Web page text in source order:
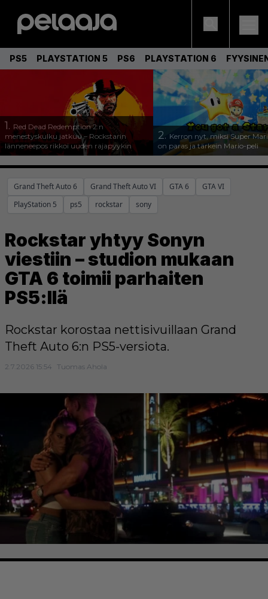
PS5 PLAYSTATION 5 PS6 PLAYSTATION 6
1. Red Dead Redemption 2:n
menestyskulku jatkuu – Rockstarin
länneneepos rikkoi uuden rajapyykin
2. Kerron nyt, miksi Super
on paras ja tärkein Mario-peli
Grand Theft Auto 6 Grand Theft Auto VI GTA 6
GTA VI
PlayStation 5
ps5 rockstar sony
Rockstar yhtyy Sonyn
viestiin – studion mukaan
GTA 6 toimii parhaiten
PS5:llä
Rockstar korostaa nettisivuillaan Grand
Theft Auto 6:n PS5-versiota.
2.7.2026 15:54 Tuomas Ahola